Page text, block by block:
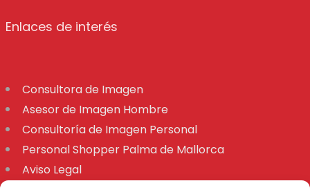
Enlaces de interés
Consultora de Imagen
Asesor de Imagen Hombre
Consultoría de Imagen Personal
Personal Shopper Palma de Mallorca
Aviso Legal